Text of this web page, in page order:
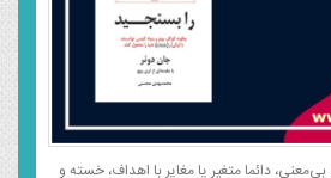
بی‌معنی، دائما متغیر یا مغایر با اهداف، خسته و